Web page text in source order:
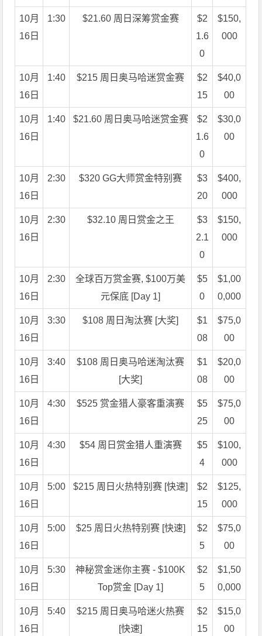
10月
16日
1:30 $21.60 周日深筹赏金赛
$2
1.6
0
$150,
000
10月
16日
1:40 $215 周日奥马哈迷赏金赛
$2
15
$40,0
00
10月
16日
1:40 $21.60 周日奥马哈迷赏金赛
$2
1.6
0
$30,0
00
10月
16日
2:30 $320 GG大师赏金特别赛
$3
20
$400,
000
10月
16日
2:30 $32.10 周日赏金之王
$3
2.1
0
$150,
000
10月
16日
2:30
全球百万赏金赛, $100万美
元保底 [Day 1]
$5
0
$1,00
0,000
10月
16日
3:30 $108 周日淘汰赛 [大奖]
$1
08
$75,0
00
10月
16日
3:40
$108 周日奥马哈迷淘汰赛
[大奖]
$1
08
$20,0
00
10月
16日
4:30 $525 赏金猎人豪客重演赛
$5
25
$75,0
00
10月
16日
4:30 $54 周日赏金猎人重演赛
$5
4
$100,
000
10月
16日
5:00 $215 周日火热特别赛 [快速]
$2
15
$125,
000
10月
16日
5:00 $25 周日火热特别赛 [快速]
$2
5
$75,0
00
10月
16日
5:30
神秘赏金迷你主赛 - $100K
Top赏金 [Day 1]
$2
5
$1,50
0,000
10月
16日
5:40
$215 周日奥马哈迷火热赛
[快速]
$2
15
$15,0
00